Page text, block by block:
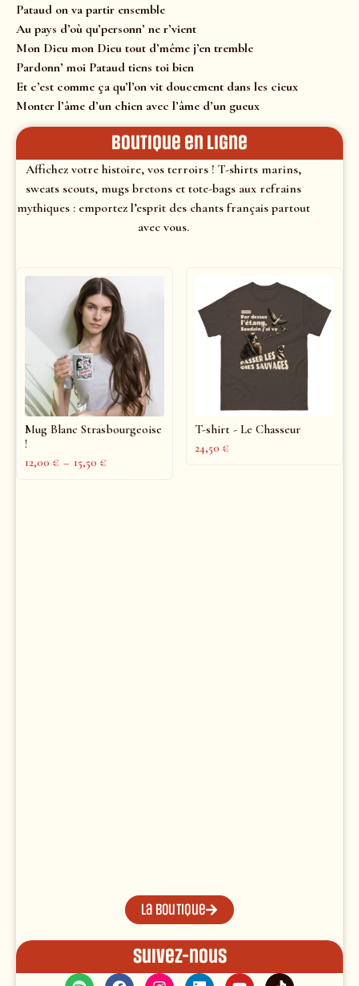
Pataud on va partir ensemble
Au pays d’où qu’personn’ ne r’vient
Mon Dieu mon Dieu tout d’même j’en tremble
Pardonn’ moi Pataud tiens toi bien
Et c’est comme ça qu’l’on vit doucement dans les cieux
Monter l’âme d’un chien avec l’âme d’un gueux
Boutique en ligne
Affichez votre histoire, vos terroirs ! T-shirts marins,
sweats scouts, mugs bretons et tote-bags aux refrains
mythiques : emportez l’esprit des chants français partout
avec vous.
Mug Blanc Strasbourgeoise
!
12,00 € – 15,50 €
T-shirt - Le Chasseur
24,50 €
La boutique
Suivez-nous